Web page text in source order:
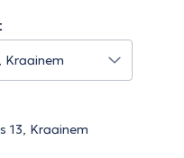
13, Kraainem